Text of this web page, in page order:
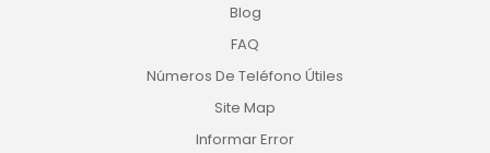
Blog
FAQ
Números De Teléfono Útiles
Site Map
Informar Error